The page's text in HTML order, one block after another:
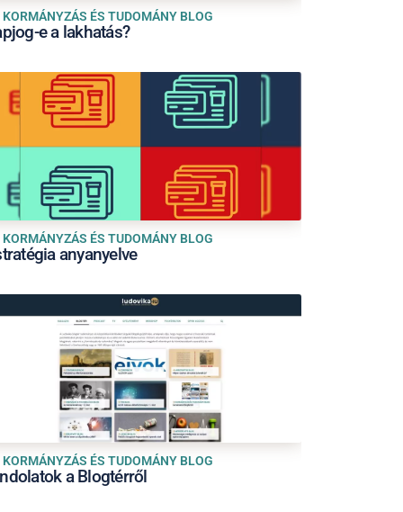
KORMÁNYZÁS ÉS TUDOMÁNY BLOG
e a lakhatás?
KORMÁNYZÁS ÉS TUDOMÁNY BLOG
anyanyelve
KORMÁNYZÁS ÉS TUDOMÁNY BLOG
a Blogtérről